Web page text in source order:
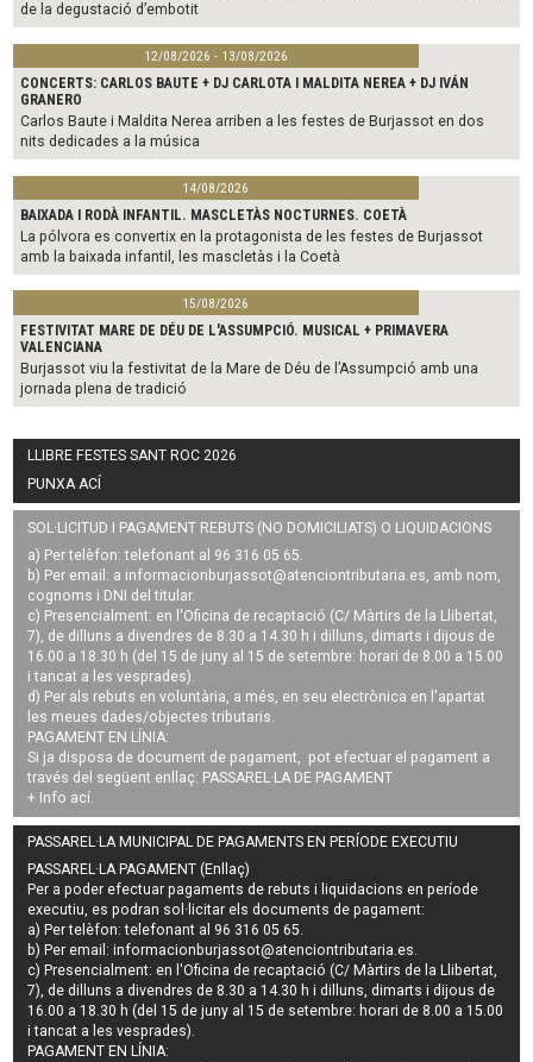
de la degustació d’embotit
12/08/2026 - 13/08/2026
CONCERTS: CARLOS BAUTE + DJ CARLOTA I MALDITA NEREA + DJ IVÁN
GRANERO
Carlos Baute i Maldita Nerea arriben a les festes de Burjassot en dos
nits dedicades a la música
14/08/2026
BAIXADA I RODÀ INFANTIL. MASCLETÀS NOCTURNES. COETÀ
La pólvora es convertix en la protagonista de les festes de Burjassot
amb la baixada infantil, les mascletàs i la Coetà
15/08/2026
FESTIVITAT MARE DE DÉU DE L'ASSUMPCIÓ. MUSICAL + PRIMAVERA
VALENCIANA
Burjassot viu la festivitat de la Mare de Déu de l’Assumpció amb una
jornada plena de tradició
LLIBRE FESTES SANT ROC 2026
PUNXA ACÍ
SOL·LICITUD I PAGAMENT REBUTS (NO DOMICILIATS) O LIQUIDACIONS
a) Per telèfon: telefonant al 96 316 05 65.
b) Per email: a informacionburjassot@atenciontributaria.es, amb nom,
cognoms i DNI del titular.
c) Presencialment: en l'Oficina de recaptació (C/ Màrtirs de la Llibertat,
7), de dilluns a divendres de 8.30 a 14.30 h i dilluns, dimarts i dijous de
16.00 a 18.30 h (del 15 de juny al 15 de setembre: horari de 8.00 a 15.00
i tancat a les vesprades).
d) Per als rebuts en voluntària, a més, en seu electrònica en l'apartat
les meues dades/objectes tributaris.
PAGAMENT EN LÍNIA:
Si ja disposa de document de pagament, pot efectuar el pagament a
través del següent enllaç: PASSAREL·LA DE PAGAMENT
+ Info ací.
PASSAREL·LA MUNICIPAL DE PAGAMENTS EN PERÍODE EXECUTIU
PASSAREL·LA PAGAMENT (Enllaç)
Per a poder efectuar pagaments derebuts i liquidacions en període
executiu, es podran sol·licitar els documents de pagament:
a) Per telèfon: telefonant al 96 316 05 65.
b) Per email:informacionburjassot@atenciontributaria.es.
c) Presencialment: en l'Oficina de recaptació (C/ Màrtirs de la Llibertat,
7), de dilluns a divendres de 8.30 a 14.30 h i dilluns, dimarts i dijous de
16.00 a 18.30 h (del 15 de juny al 15 de setembre: horari de 8.00 a 15.00
i tancat a les vesprades).
PAGAMENT EN LÍNIA: